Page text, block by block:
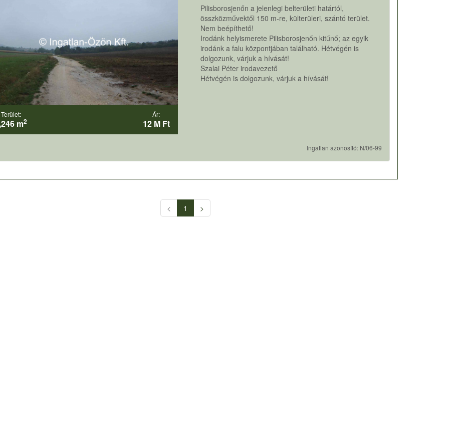
Terület:
m2
Ár:
12 M Ft
Pilisborosjenőn a jelenlegi belterületi határtól,
összközművektől 150 m-re, külterüleri, szántó terület.
Nem beépíthető!
Irodánk helyismerete Pilisborosjenőn kitűnő; az egyik
irodánk a falu központjában található. Hétvégén is
dolgozunk, várjuk a hívását!
Szalai Péter irodavezető
Hétvégén is dolgozunk, várjuk a hívását!
Ingatlan azonosító: N/06-99
< 1 >